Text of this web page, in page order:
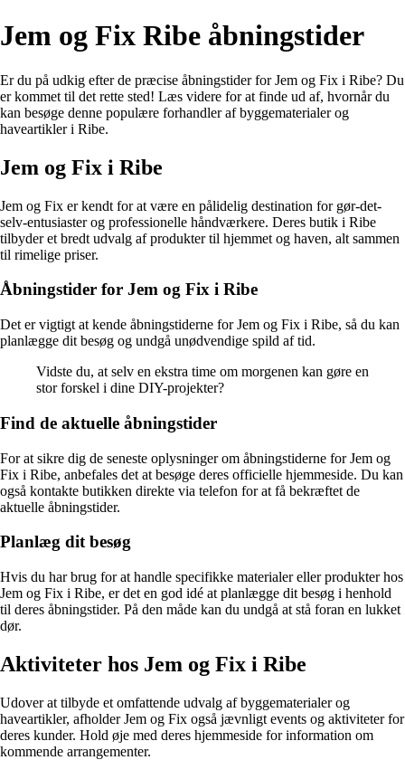
Jem og Fix Ribe åbningstider
Er du på udkig efter de præcise åbningstider for Jem og Fix i Ribe? Du
er kommet til det rette sted! Læs videre for at finde ud af, hvornår du
kan besøge denne populære forhandler af byggematerialer og
haveartikler i Ribe.
Jem og Fix i Ribe
Jem og Fix er kendt for at være en pålidelig destination for gør-det-
selv-entusiaster og professionelle håndværkere. Deres butik i Ribe
tilbyder et bredt udvalg af produkter til hjemmet og haven, alt sammen
til rimelige priser.
Åbningstider for Jem og Fix i Ribe
Det er vigtigt at kende åbningstiderne for Jem og Fix i Ribe, så du kan
planlægge dit besøg og undgå unødvendige spild af tid.
Vidste du, at selv en ekstra time om morgenen kan gøre en
stor forskel i dine DIY-projekter?
Find de aktuelle åbningstider
For at sikre dig de seneste oplysninger om åbningstiderne for Jem og
Fix i Ribe, anbefales det at besøge deres officielle hjemmeside. Du kan
også kontakte butikken direkte via telefon for at få bekræftet de
aktuelle åbningstider.
Planlæg dit besøg
Hvis du har brug for at handle specifikke materialer eller produkter hos
Jem og Fix i Ribe, er det en god idé at planlægge dit besøg i henhold
til deres åbningstider. På den måde kan du undgå at stå foran en lukket
dør.
Aktiviteter hos Jem og Fix i Ribe
Udover at tilbyde et omfattende udvalg af byggematerialer og
haveartikler, afholder Jem og Fix også jævnligt events og aktiviteter for
deres kunder. Hold øje med deres hjemmeside for information om
kommende arrangementer.